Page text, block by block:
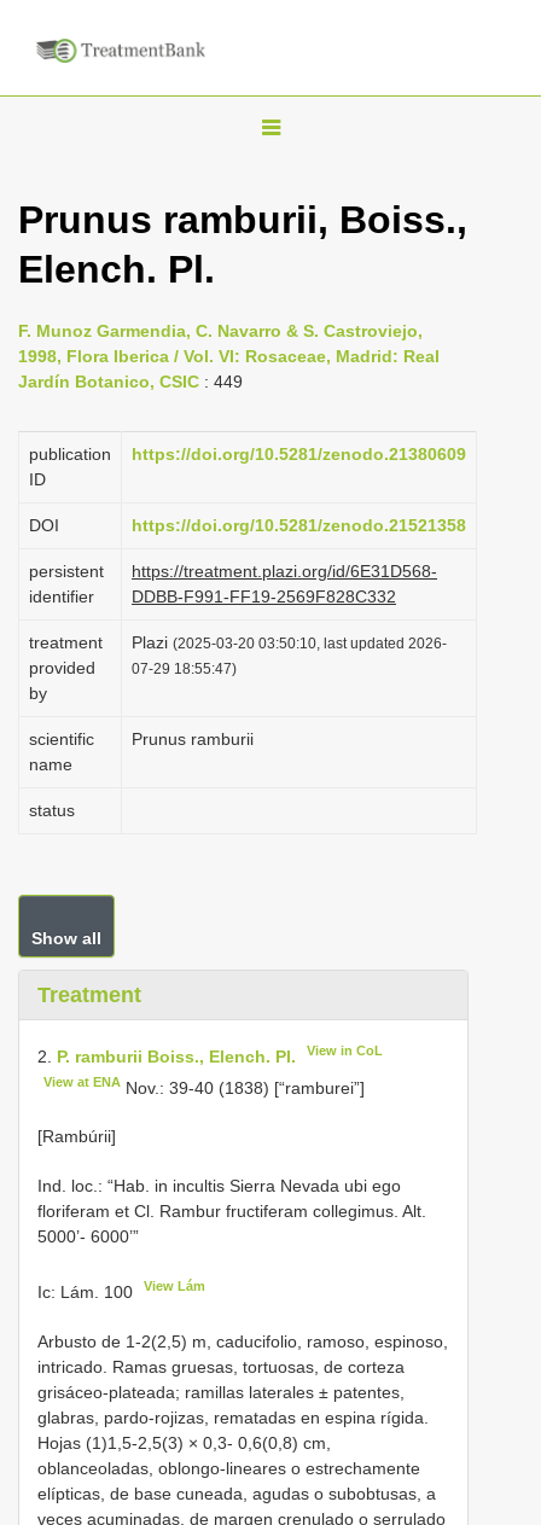
T
g
n
a
i
g
t
i
o
n
Prunus ramburii, Boiss.,
Elench. Pl.
F. Munoz Garmendia, C. Navarro & S. Castroviejo,
1998, Flora Iberica / Vol. VI: Rosaceae, Madrid: Real
Jardín Botanico, CSIC : 449
publication
ID
https://doi.org/10.5281/zenodo.21380609
DOI https://doi.org/10.5281/zenodo.21521358
persistent
identifier
https://treatment.plazi.org/id/6E31D568-
DDBB-F991-FF19-2569F828C332
treatment
provided
by
Plazi (2025-03-20 03:50:10, last updated 2026-
07-29 18:55:47)
scientific
name
Prunus ramburii
status
Show all
Treatment
2. P. ramburii Boiss., Elench. Pl. View in CoL
View at ENA Nov.: 39-40 (1838) [“ramburei”]
[Rambúrii]
Ind. loc.: “Hab. in incultis Sierra Nevada ubi ego
floriferam et Cl. Rambur fructiferam collegimus. Alt.
5000’- 6000’”
Ic: Lám. 100 View Lám
Arbusto de 1-2(2,5) m, caducifolio, ramoso, espinoso,
intricado. Ramas gruesas, tortuosas, de corteza
grisáceo-plateada; ramillas laterales ± patentes,
glabras, pardo-rojizas, rematadas en espina rígida.
Hojas (1)1,5-2,5(3) × 0,3- 0,6(0,8) cm,
oblanceoladas, oblongo-lineares o estrechamente
elípticas, de base cuneada, agudas o subobtusas, a
veces acuminadas, de margen crenulado o serrulado